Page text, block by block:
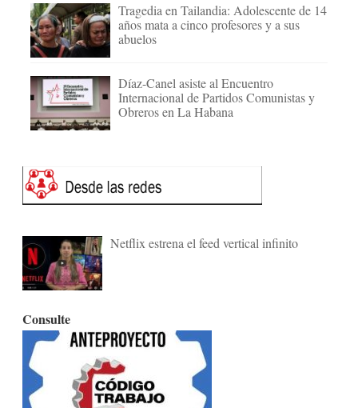
Tragedia en Tailandia: Adolescente de 14
años mata a cinco profesores y a sus
abuelos
Díaz-Canel asiste al Encuentro
Internacional de Partidos Comunistas y
Obreros en La Habana
Netflix estrena el feed vertical infinito
Consulte